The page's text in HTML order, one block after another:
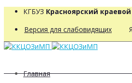
КГБУЗ Красноярский
Версия для слабовидящих
Главная